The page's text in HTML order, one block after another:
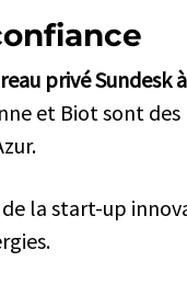
privé Sundesk
et Biot sont
la start-up